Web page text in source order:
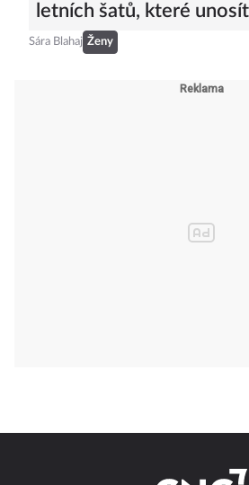
letních šatů, které
Sára Blahaj Ženy